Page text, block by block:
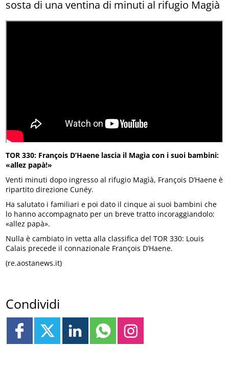
sosta di una ventina di minuti al rifugio Magià
TOR 330: François D’Haene lascia il Magìa con i suoi bambini:
«allez papà!»
Venti minuti dopo ingresso al rifugio Magìà, François D’Haene è
ripartito direzione Cunéy.
Ha salutato i familiari e poi dato il cinque ai suoi bambini che
lo hanno accompagnato per un breve tratto incoraggiandolo:
«allez papà».
Nulla è cambiato in vetta alla classifica del TOR 330: Louis
Calais precede il connazionale François D’Haene.
(re.aostanews.it)
Condividi